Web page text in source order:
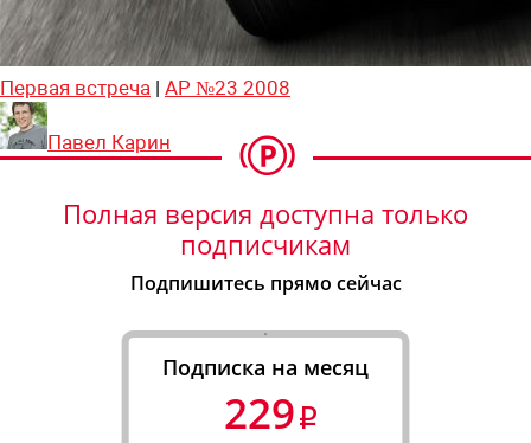
Первая встреча | АР №23 2008
Павел Карин
Полная версия доступна только
подписчикам
Подпишитесь прямо сейчас
Подписка на месяц
229